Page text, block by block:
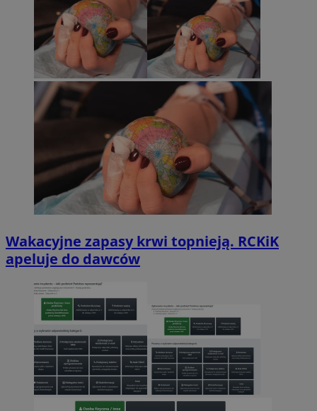
Wakacyjne zapasy krwi topnieją. RCKiK
apeluje do dawców